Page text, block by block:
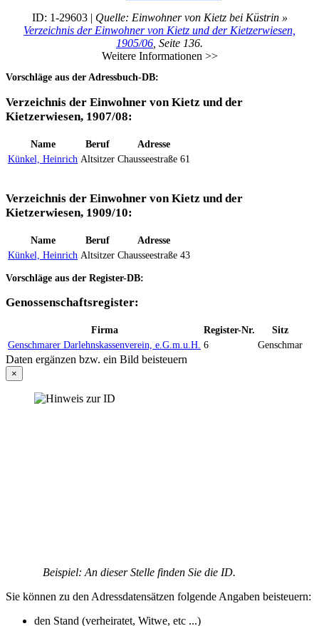
ID: 1-29603 | Quelle: Einwohner von Kietz bei Küstrin »
Verzeichnis der Einwohner von Kietz und der Kietzerwiesen,
1905/06 , Seite 136.
Weitere Informationen >>
Vorschläge aus der Adressbuch-DB:
Verzeichnis der Einwohner von Kietz und der
Kietzerwiesen, 1907/08:
Name Beruf
Adresse
Künkel, Heinrich Altsitzer Chausseestraße 61
Verzeichnis der Einwohner von Kietz und der
Kietzerwiesen, 1909/10:
Name Beruf
Adresse
Künkel, Heinrich Altsitzer Chausseestraße 43
Vorschläge aus der Register-DB:
Genossenschaftsregister:
Firma Register-Nr.
Sitz
Genschmarer Darlehnskassenverein, e.G.m.u.H. 6 Genschmar
Daten ergänzen bzw. ein Bild beisteuern
×
Beispiel: An dieser Stelle finden Sie die ID.
Sie können zu den Adressdatensätzen folgende Angaben beisteuern:
den Stand (verheiratet, Witwe, etc ...)